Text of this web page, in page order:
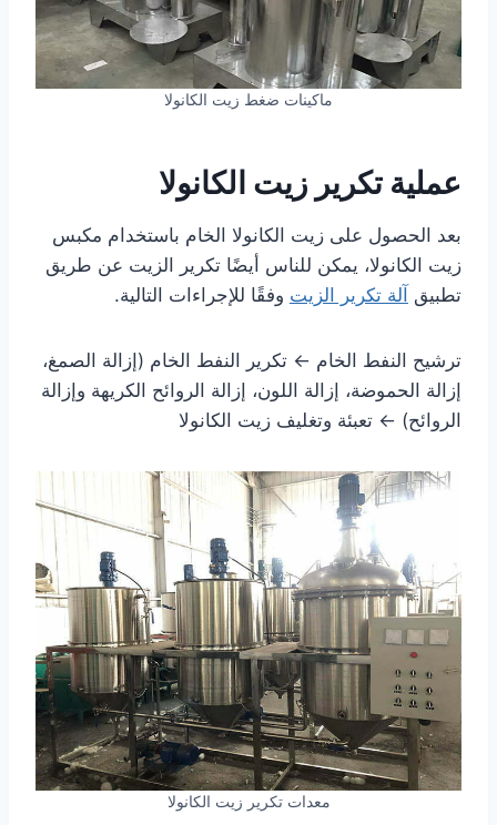
ماكينات ضغط زيت الكانولا
عملية تكرير زيت الكانولا
بعد الحصول على زيت الكانولا الخام باستخدام مكبس
زيت الكانولا، يمكن للناس أيضًا تكرير الزيت عن طريق
تطبيق آلة تكرير الزيت وفقًا للإجراءات التالية.
ترشيح النفط الخام ← تكرير النفط الخام (إزالة الصمغ،
إزالة الحموضة، إزالة اللون، إزالة الروائح الكريهة وإزالة
الروائح) ← تعبئة وتغليف زيت الكانولا
معدات تكرير زيت الكانولا